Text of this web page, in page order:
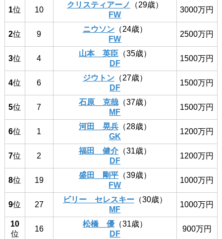
1位 10
クリスティアーノ
（29歳）
FW
3000万円
2位 9
ニウソン（24歳）
FW
2500万円
3位 4
山本 英臣（35歳）
DF
1500万円
4位 6
ジウトン（27歳）
DF
1500万円
5位 7
石原 克哉（37歳）
MF
1500万円
6位 1
河田 晃兵（28歳）
GK
1200万円
7位 2
福田 健介（31歳）
DF
1200万円
8位 19
盛田 剛平（39歳）
FW
1000万円
9位 27
ビリー セレスキー（30歳）
MF
1000万円
10
位
16
松橋 優（31歳）
DF
900万円